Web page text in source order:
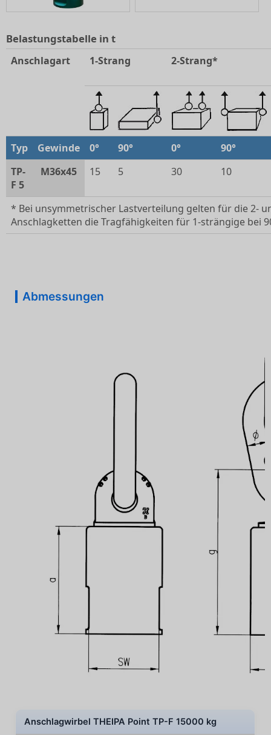
Belastungstabelle in t
Anschlagart 1-Strang 2-Strang*
Typ Gewinde 0° 90° 0°
90°
TP-
F 5
M36x45 15 5 30 10
* Bei unsymmetrischer Lastverteilung gelten für die 2-
Anschlagketten die Tragfähigkeiten für 1-strängige bei
Abmessungen
Anschlagwirbel THEIPA Point TP-F 15000 kg